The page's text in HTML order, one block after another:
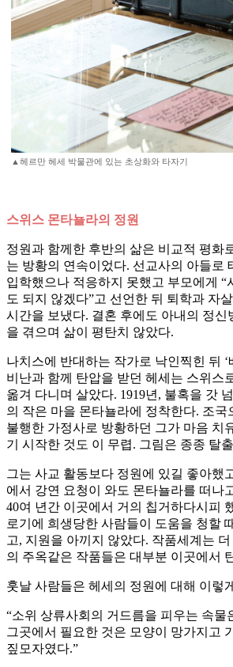
▲헤르만 헤세 박물관에 있는 초상화와 타자기
스위스 몬타뇰라의 정원
정원과 함께한 후반의 삶은 비교적 평화
는 방황의 연속이었다. 선교사의 아들로
입학했으나 적응하지 못했고 부모에게 “
도 되지 않겠다”고 선언한 뒤 퇴학과 자
시간을 보냈다. 결혼 후에도 아내의 정신
을 겪으며 삶이 평탄치 않았다.
나치스에 반대하는 작가로 낙인찍힌 뒤 ‘
비난과 함께 탄압을 받던 헤세는 스위스
옮겨 다니며 살았다. 1919년, 불혹을 갓
의 작은 마을 몬타뇰라에 정착한다. 조국
불행한 가정사로 방황하던 그가 마음 치
기 시작한 것도 이 무렵. 그림은 종종 탈
그는 사교 활동보다 정원에 있길 좋아했
에서 강연 요청이 와도 몬타뇰라를 떠나
40여 년간 이곳에서 거의 칩거하다시피
로기에 희생당한 사람들이 도움을 청할
고, 지원을 아끼지 않았다. 작품세계는
의 주옥같은 작품들은 대부분 이곳에서
훗날 사람들은 헤세의 정원에 대해 이렇
“소위 상류사회의 거드름을 피우는 속
그곳에서 필요한 것은 모양이 망가지고
짚모자였다.”